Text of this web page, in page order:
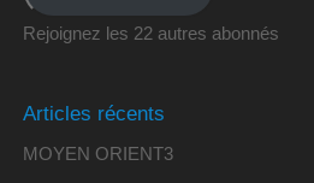
Rejoignez les 22 autres abonnés
Articles récents
MOYEN ORIENT3